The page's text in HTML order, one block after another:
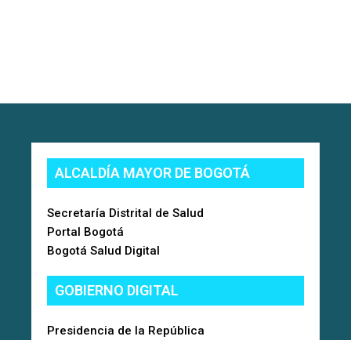
ALCALDÍA MAYOR DE BOGOTÁ
Secretaría Distrital de Salud
Portal Bogotá
Bogotá Salud Digital
GOBIERNO DIGITAL
Presidencia de la República